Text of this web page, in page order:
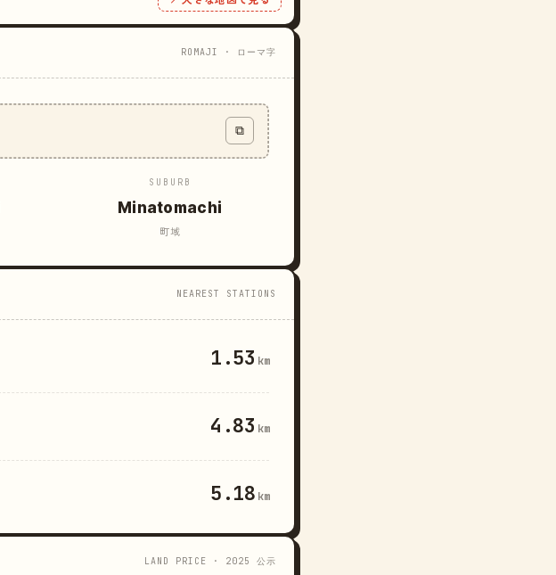
ROMAJI · ローマ字
⧉
SUBURB
Minatomachi
町域
NEAREST STATIONS
1.53 km
4.83 km
5.18 km
LAND PRICE · 2025 公示